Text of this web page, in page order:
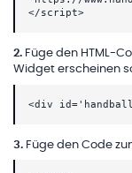
</script>
2. Füge den HTML-
Widget erscheinen
<div
3. Füge den Code